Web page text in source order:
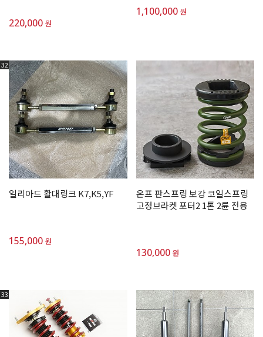
220,000 원
1,100,000 원
32
일리아드 활대링크 K7,K5,YF
155,000 원
온프 판스프링 보강 코일스프링
고정브라켓 포터2 1톤 2륜 전용
130,000 원
33